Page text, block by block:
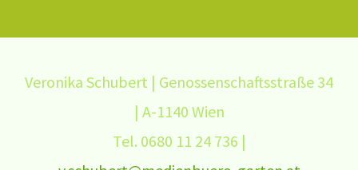
Veronika Schubert | Genossenschaftsstraße 34
| A-1140 Wien
Tel. 0680 11 24 736 |